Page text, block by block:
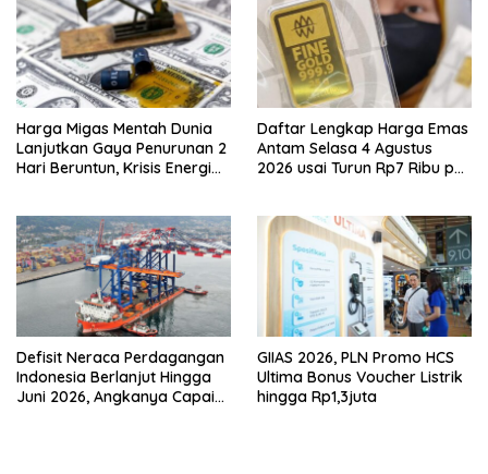
Harga Migas Mentah Dunia
Lanjutkan Gaya Penurunan 2
Hari Beruntun, Krisis Energi
Daftar Lengkap Harga Emas
Antam Selasa 4 Agustus
2026 usai Turun Rp7 Ribu per
Defisit Neraca Perdagangan
Indonesia Berlanjut Hingga
Juni 2026, Angkanya Capai
GIIAS 2026, PLN Promo HCS
Ultima Bonus Voucher Listrik
hingga Rp1,3juta